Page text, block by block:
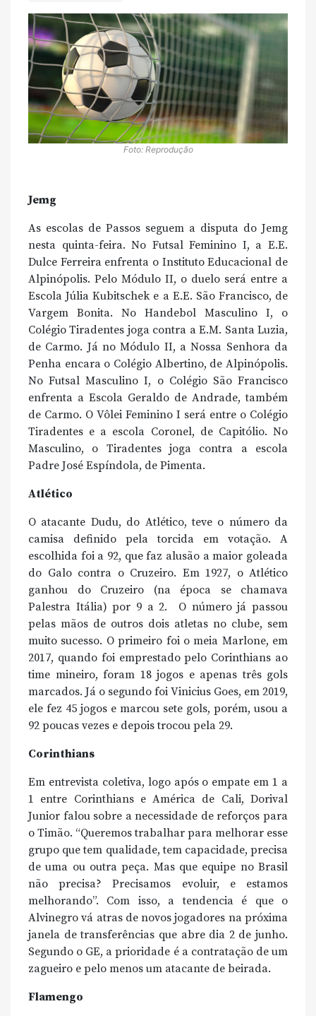
Foto: Reprodução
Jemg
As escolas de Passos seguem a disputa do Jemg
nesta quinta-feira. No Futsal Feminino I, a E.E.
Dulce Ferreira enfrenta o Instituto Educacional de
Alpinópolis. Pelo Módulo II, o duelo será entre a
Escola Júlia Kubitschek e a E.E. São Francisco, de
Vargem Bonita. No Handebol Masculino I, o
Colégio Tiradentes joga contra a E.M. Santa Luzia,
de Carmo. Já no Módulo II, a Nossa Senhora da
Penha encara o Colégio Albertino, de Alpinópolis.
No Futsal Masculino I, o Colégio São Francisco
enfrenta a Escola Geraldo de Andrade, também
de Carmo. O Vôlei Feminino I será entre o Colégio
Tiradentes e a escola Coronel, de Capitólio. No
Masculino, o Tiradentes joga contra a escola
Padre José Espíndola, de Pimenta.
Atlético
O atacante Dudu, do Atlético, teve o número da
camisa definido pela torcida em votação. A
escolhida foi a 92, que faz alusão a maior goleada
do Galo contra o Cruzeiro. Em 1927, o Atlético
ganhou do Cruzeiro (na época se chamava
Palestra Itália) por 9 a 2. O número já passou
pelas mãos de outros dois atletas no clube, sem
muito sucesso. O primeiro foi o meia Marlone, em
2017, quando foi emprestado pelo Corinthians ao
time mineiro, foram 18 jogos e apenas três gols
marcados. Já o segundo foi Vinicius Goes, em 2019,
ele fez 45 jogos e marcou sete gols, porém, usou a
92 poucas vezes e depois trocou pela 29.
Corinthians
Em entrevista coletiva, logo após o empate em 1 a
1 entre Corinthians e América de Cali, Dorival
Junior falou sobre a necessidade de reforços para
o Timão. “Queremos trabalhar para melhorar esse
grupo que tem qualidade, tem capacidade, precisa
de uma ou outra peça. Mas que equipe no Brasil
não precisa? Precisamos evoluir, e estamos
melhorando”. Com isso, a tendencia é que o
Alvinegro vá atras de novos jogadores na próxima
janela de transferências que abre dia 2 de junho.
Segundo o GE, a prioridade é a contratação de um
zagueiro e pelo menos um atacante de beirada.
Flamengo